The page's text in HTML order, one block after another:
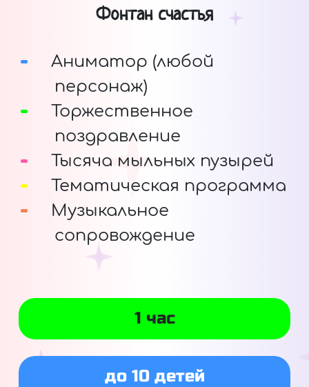
Фонтан счастья
Аниматор (любой
персонаж)
Торжественное
поздравление
Тысяча мыльных пузырей
Тематическая программа
Музыкальное
сопровождение
1 час
до 10 детей